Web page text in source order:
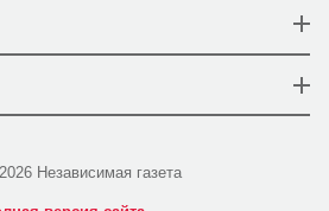
Независимая газета